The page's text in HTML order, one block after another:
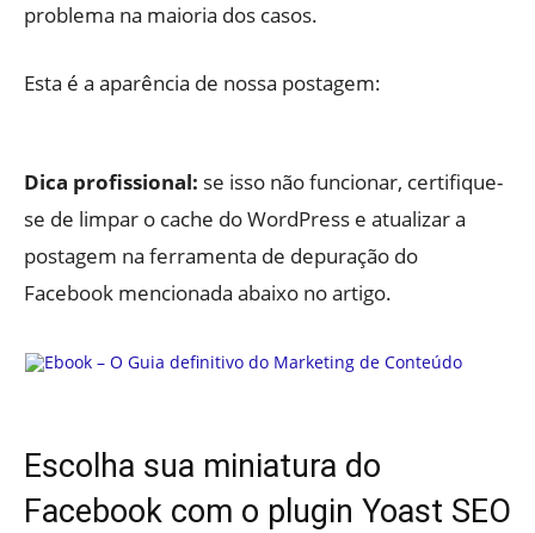
problema na maioria dos casos.
Esta é a aparência de nossa postagem:
Dica profissional: se isso não funcionar, certifique-
se de limpar o cache do WordPress e atualizar a
postagem na ferramenta de depuração do
Facebook mencionada abaixo no artigo.
Escolha sua miniatura do
Facebook com o plugin Yoast SEO